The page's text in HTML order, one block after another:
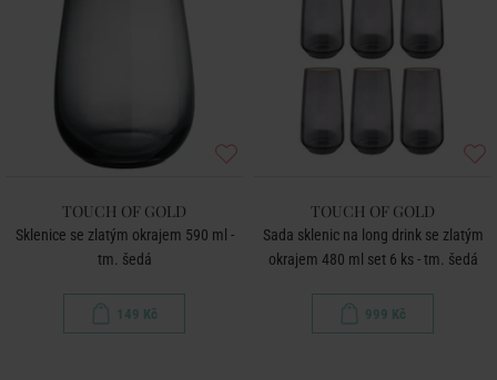
TOUCH OF GOLD
Sklenice se zlatým okrajem 590 ml -
tm. šedá
149 Kč
TOUCH OF GOLD
Sada sklenic na long drink se zlatým
okrajem 480 ml set 6 ks - tm. šedá
999 Kč